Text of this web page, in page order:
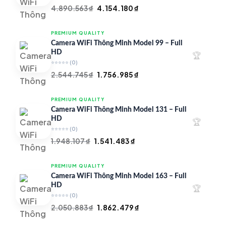
4.890.563₫ Giá
là:
4.890.563 ₫.
4.154.180₫
là:
PREMIUM QUALITY
Camera WiFi Thông Minh Model 99 – Full
HD
⭐⭐⭐⭐⭐ (0)
2.544.745₫ Giá
là:
2.544.745 ₫.
1.756.985₫
là:
🏆
PREMIUM QUALITY
Camera WiFi Thông Minh Model 131 – Full
HD
⭐⭐⭐⭐⭐ (0)
1.948.107₫ Giá
là:
1.948.107 ₫.
1.541.483₫
là:
🏆
PREMIUM QUALITY
Camera WiFi Thông Minh Model 163 – Full
HD
⭐⭐⭐⭐⭐ (0)
2.050.883₫ Giá
1.862.479₫
🏆